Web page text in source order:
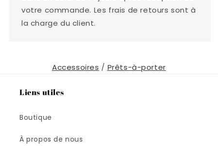
votre commande. Les frais de retours sont à
la charge du client.
Accessoires / Prêts-à-porter
Liens utiles
Boutique
À propos de nous